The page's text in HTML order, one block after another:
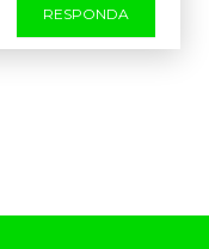
RESPONDA